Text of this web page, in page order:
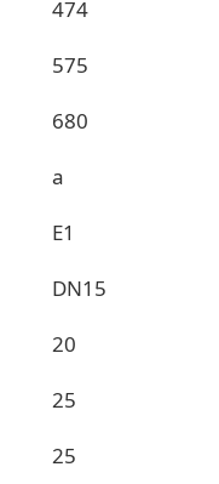
474
575
680
a
E1
DN15
20
25
25